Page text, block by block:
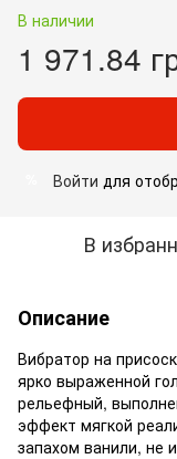
В наличии
1 971.84
Войти для
В
Описание
Вибратор на
ярко выраженной
рельефный,
эффект мягкой
запахом ванили, не